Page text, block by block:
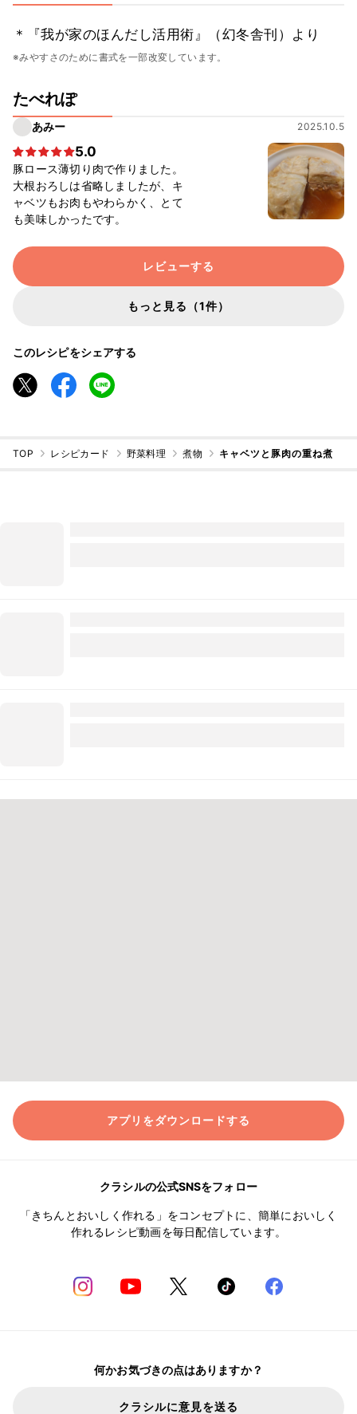
＊『我が家のほんだし活用術』（幻冬舎刊）より
※みやすさのために書式を一部改変しています。
たべれぽ
あみー 2025.10.5
5.0
豚ロース薄切り肉で作りました。
大根おろしは省略しましたが、キ
ャベツもお肉もやわらかく、とて
も美味しかったです。
レビューする
もっと見る（1件）
このレシピをシェアする
TOP レシピカード 野菜料理 煮物 キャベツと豚肉の重ね煮
アプリをダウンロードする
クラシルの公式SNSをフォロー
「きちんとおいしく作れる」をコンセプトに、簡単においしく
作れるレシピ動画を毎日配信しています。
何かお気づきの点はありますか？
クラシルに意見を送る